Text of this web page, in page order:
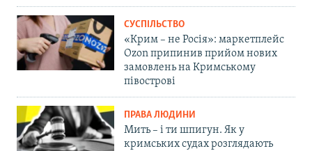
СУСПІЛЬСТВО
«Крим – не Росія»: маркетплейс
Ozon припинив прийом нових
замовлень на Кримському
півострові
ПРАВА ЛЮДИНИ
Мить – і ти шпигун. Як у
кримських судах розглядають